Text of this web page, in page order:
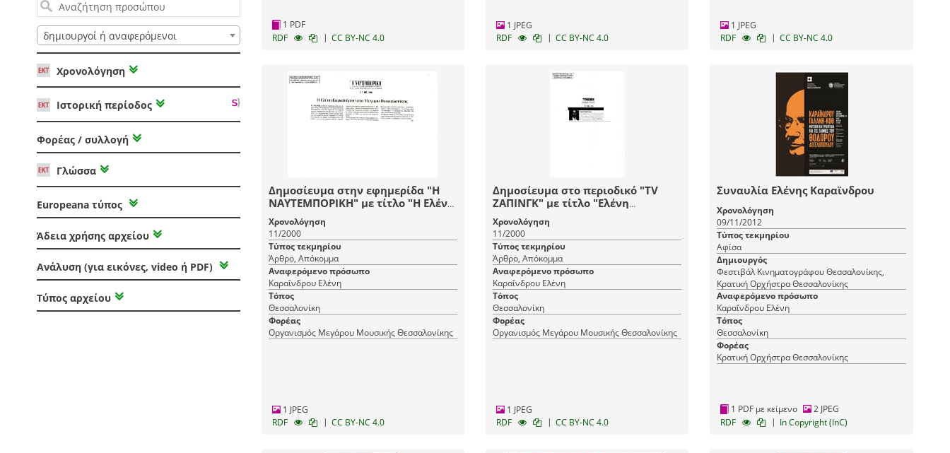
δημιουργοί ή αναφερόμενοι
Χρονολόγηση
Ιστορική περίοδος
Φορέας / συλλογή
Γλώσσα
Europeana τύπος
Άδεια χρήσης αρχείου
Ανάλυση (για εικόνες, video ή PDF)
Τύπος αρχείου
1 PDF
RDF
| CC BY-NC 4.0
1 JPEG
RDF
| CC BY-NC 4.0
1 JPEG
RDF
| CC BY-NC 4.0
Δημοσίευμα στην εφημερίδα "Η
ΝΑΥΤΕΜΠΟΡΙΚΗ" με τίτλο "Η Ελένη
Καραΐνδρου στο Μέγαρο
Θεσσαλονίκης"
Χρονολόγηση
11/2000
Τύπος τεκμηρίου
Άρθρο, Απόκομμα
Αναφερόμενο πρόσωπο
Καραΐνδρου Ελένη
Τόπος
Θεσσαλονίκη
Φορέας
Οργανισμός Μεγάρου Μουσικής Θεσσαλονίκης
1 JPEG
RDF
| CC BY-NC 4.0
Δημοσίευμα στο περιοδικό "TV
ΖΑΠΙΝΓΚ" με τίτλο "Ελένη
"Καραΐνδρου
Χρονολόγηση
11/2000
Τύπος τεκμηρίου
Άρθρο, Απόκομμα
Αναφερόμενο πρόσωπο
Καραΐνδρου Ελένη
Τόπος
Θεσσαλονίκη
Φορέας
Οργανισμός Μεγάρου Μουσικής Θεσσαλονίκης
1 JPEG
RDF
| CC BY-NC 4.0
Συναυλία Ελένης Καραϊνδρου
Χρονολόγηση
09/11/2012
Τύπος τεκμηρίου
Αφίσα
Δημιουργός
Φεστιβάλ Κινηματογράφου Θεσσαλονίκης,
Κρατική Ορχήστρα Θεσσαλονίκης
Αναφερόμενο πρόσωπο
Καραΐνδρου Ελένη
Τόπος
Θεσσαλονίκη
Φορέας
Κρατική Ορχήστρα Θεσσαλονίκης
1 PDF με κείμενο
2 JPEG
RDF
| In Copyright (InC)